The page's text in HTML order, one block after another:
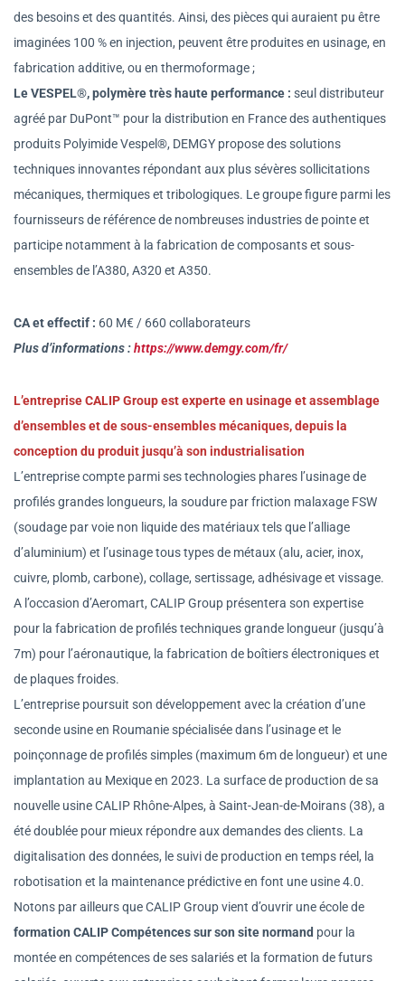
des besoins et des quantités. Ainsi, des pièces qui auraient pu être
imaginées 100 % en injection, peuvent être produites en usinage, en
fabrication additive, ou en thermoformage ;
Le VESPEL®, polymère très haute performance : seul distributeur
agréé par DuPont™ pour la distribution en France des authentiques
produits Polyimide Vespel®, DEMGY propose des solutions
techniques innovantes répondant aux plus sévères sollicitations
mécaniques, thermiques et tribologiques. Le groupe figure parmi les
fournisseurs de référence de nombreuses industries de pointe et
participe notamment à la fabrication de composants et sous-
ensembles de l’A380, A320 et A350.
CA et effectif : 60 M€ / 660 collaborateurs
Plus d’informations :https://www.demgy.com/fr/
L’entreprise CALIP Group est experte en usinage et assemblage
d’ensembles et de sous-ensembles mécaniques, depuis la
conception du produit jusqu’à son industrialisation
L’entreprise compte parmi ses technologies phares l’usinage de
profilés grandes longueurs, la soudure par friction malaxage FSW
(soudage par voie non liquide des matériaux tels que l’alliage
d’aluminium) et l’usinage tous types de métaux (alu, acier, inox,
cuivre, plomb, carbone), collage, sertissage, adhésivage et vissage.
A l’occasion d’Aeromart, CALIP Group présentera son expertise
pour la fabrication de profilés techniques grande longueur (jusqu’à
7m) pour l’aéronautique, la fabrication de boîtiers électroniques et
de plaques froides.
L’entreprise poursuit son développement avec la création d’une
seconde usine en Roumanie spécialisée dans l’usinage et le
poinçonnage de profilés simples (maximum 6m de longueur) et une
implantation au Mexique en 2023. La surface de production de sa
nouvelle usine CALIP Rhône-Alpes, à Saint-Jean-de-Moirans (38), a
été doublée pour mieux répondre aux demandes des clients. La
digitalisation des données, le suivi de production en temps réel, la
robotisation et la maintenance prédictive en font une usine 4.0.
Notons par ailleurs que CALIP Group vient d’ouvrir une école de
formation CALIP Compétences sur son site normand pour la
montée en compétences de ses salariés et la formation de futurs